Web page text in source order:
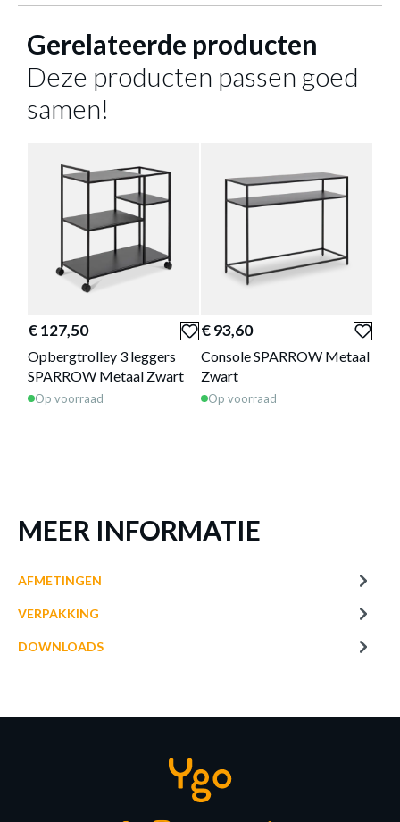
HOOGTE 86 cm
GEWICHT
Meer afmetingen
Gerelateerde producten
Deze producten passen goed
samen!
€ 127,50
Opbergtrolley 3 leggers
SPARROW Metaal Zwart
Op voorraad
€ 93,60
Console SPARROW Metaal
Zwart
Op voorraad
MEER INFORMATIE
AFMETINGEN
VERPAKKING
DOWNLOADS
toegevoegd aan je winkelmandje
BOEKENREK SPARROW METAAL
ZWART
Productnummer: Y15150036805
€ 124,80
Prijs per stuk, incl. btw en excl. verzendkosten